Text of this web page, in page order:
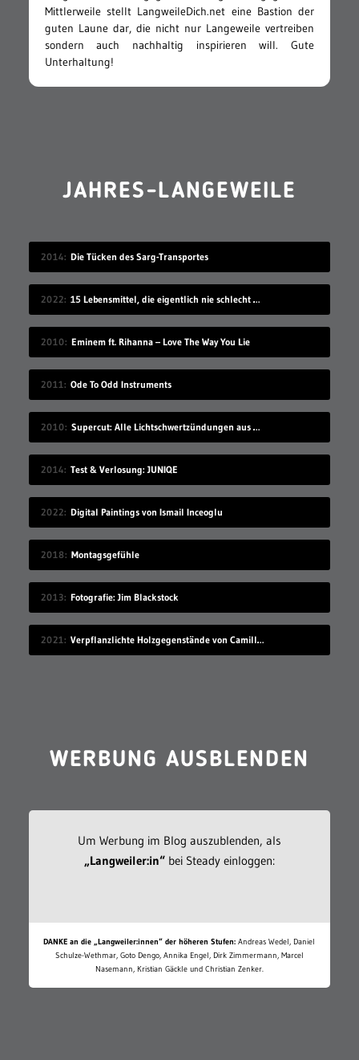
Mittlerweile stellt LangweileDich.net eine Bastion der
guten Laune dar, die nicht nur Langeweile vertreiben
sondern auch nachhaltig inspirieren will. Gute
Unterhaltung!
JAHRES-LANGEWEILE
2014 Die Tücken des Sarg-Transportes
2022 15 Lebensmittel, die eigentlich nie schlecht werden
2010 Eminem ft. Rihanna – Love The Way You Lie
2011 Ode To Odd Instruments
2010 Supercut: Alle Lichtschwertzündungen aus Star Wars
2014 Test & Verlosung: JUNIQE
2022 Digital Paintings von Ismail Inceoglu
2018 Montagsgefühle
2013 Fotografie: Jim Blackstock
2021 Verpflanzlichte Holzgegenstände von Camille Kachani
WERBUNG AUSBLENDEN
Um Werbung im Blog auszublenden, als
„Langweiler:in“bei Steady einloggen:
DANKE an die „Langweiler:innen“ der höheren Stufen: Andreas Wedel, Daniel
Schulze-Wethmar, Goto Dengo, Annika Engel, Dirk Zimmermann, Marcel
Nasemann, Kristian Gäckle und Christian Zenker.